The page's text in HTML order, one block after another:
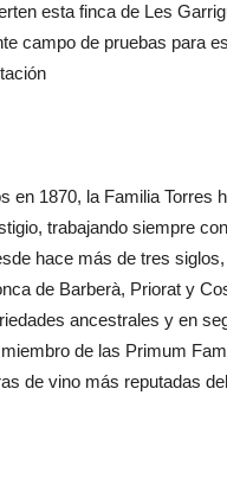
esta finca de Les
campo de pruebas para
en 1870, la Familia Torres
trabajando siempre
hace más de tres
de Barberà, Priorat y
ancestrales y en
de las Primum
de vino más reputadas